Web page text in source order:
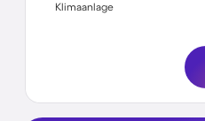
Klimaanlage